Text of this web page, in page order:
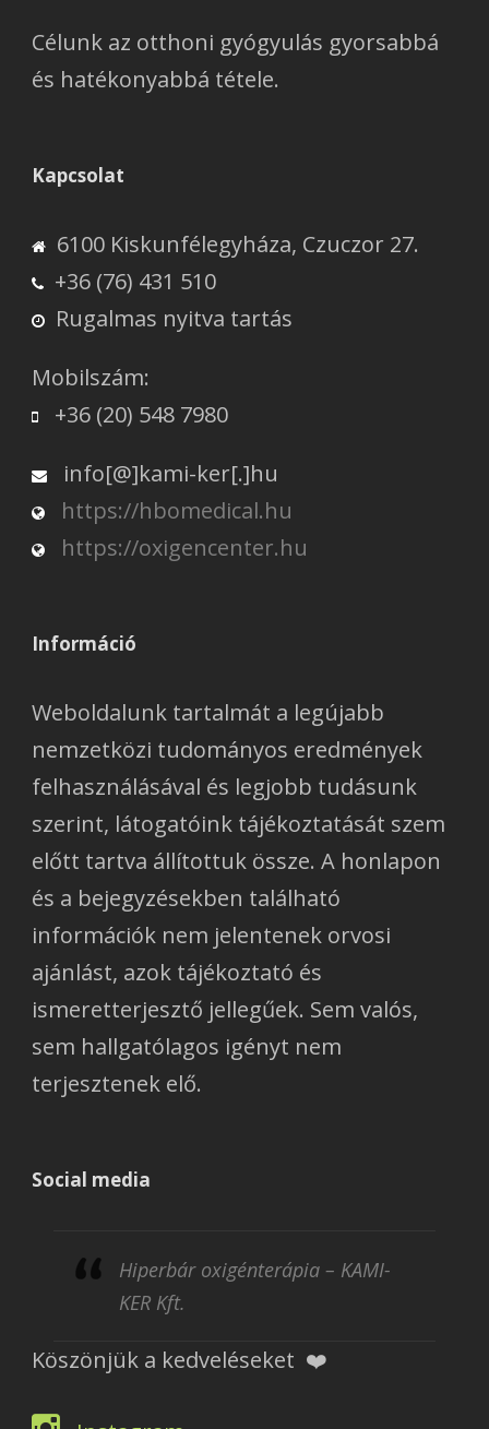
Célunk az otthoni gyógyulás gyorsabbá
és hatékonyabbá tétele.
Kapcsolat
6100 Kiskunfélegyháza, Czuczor 27.
+36 (76) 431 510
Rugalmas nyitva tartás
Mobilszám:
+36 (20) 548 7980
info[@]kami-ker[.]hu
https://hbomedical.hu
https://oxigencenter.hu
Információ
Weboldalunk tartalmát a legújabb
nemzetközi tudományos eredmények
felhasználásával és legjobb tudásunk
szerint, látogatóink tájékoztatását szem
előtt tartva állítottuk össze. A honlapon
és a bejegyzésekben található
információk nem jelentenek orvosi
ajánlást, azok tájékoztató és
ismeretterjesztő jellegűek. Sem valós,
sem hallgatólagos igényt nem
terjesztenek elő.
Social media
Hiperbár oxigénterápia – KAMI-
KER Kft.
Köszönjük a kedveléseket ❤️